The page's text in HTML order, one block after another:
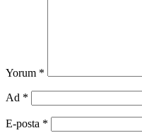
Yorum *
Ad *
E-posta *